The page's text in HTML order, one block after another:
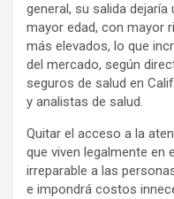
general, su salida
mayor edad, con mayor
más elevados, lo que
del mercado, según
seguros de salud en
y analistas de salud.
Quitar el acceso a la
que viven legalmente en
irreparable a las
e impondrá costos